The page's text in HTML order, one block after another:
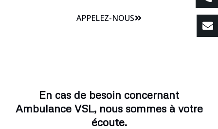
APPELEZ-NOUS
En cas de besoin concernant
Ambulance VSL, nous sommes à votre
écoute.